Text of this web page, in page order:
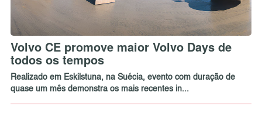
Volvo CE promove maior Volvo Days de
todos os tempos
Realizado em Eskilstuna, na Suécia, evento com duração de
quase um mês demonstra os mais recentes in...